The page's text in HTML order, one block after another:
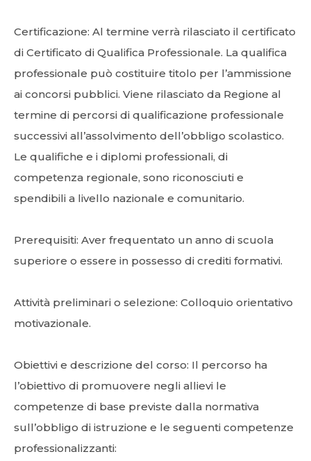
Certificazione: Al termine verrà rilasciato il certificato
di Certificato di Qualifica Professionale. La qualifica
professionale può costituire titolo per l’ammissione
ai concorsi pubblici. Viene rilasciato da Regione al
termine di percorsi di qualificazione professionale
successivi all’assolvimento dell’obbligo scolastico.
Le qualifiche e i diplomi professionali, di
competenza regionale, sono riconosciuti e
spendibili a livello nazionale e comunitario.
Prerequisiti: Aver frequentato un anno di scuola
superiore o essere in possesso di crediti formativi.
Attività preliminari o selezione: Colloquio orientativo
motivazionale.
Obiettivi e descrizione del corso: Il percorso ha
l’obiettivo di promuovere negli allievi le
competenze di base previste dalla normativa
sull’obbligo di istruzione e le seguenti competenze
professionalizzanti: